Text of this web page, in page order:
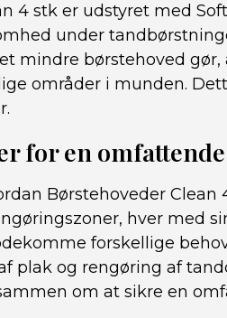
4 stk er udstyret med
under
mindre børstehoved
områder i munden.
for en
Børstehoveder Clean
hver med
forskellige
plak og rengøring af
om at sikre en